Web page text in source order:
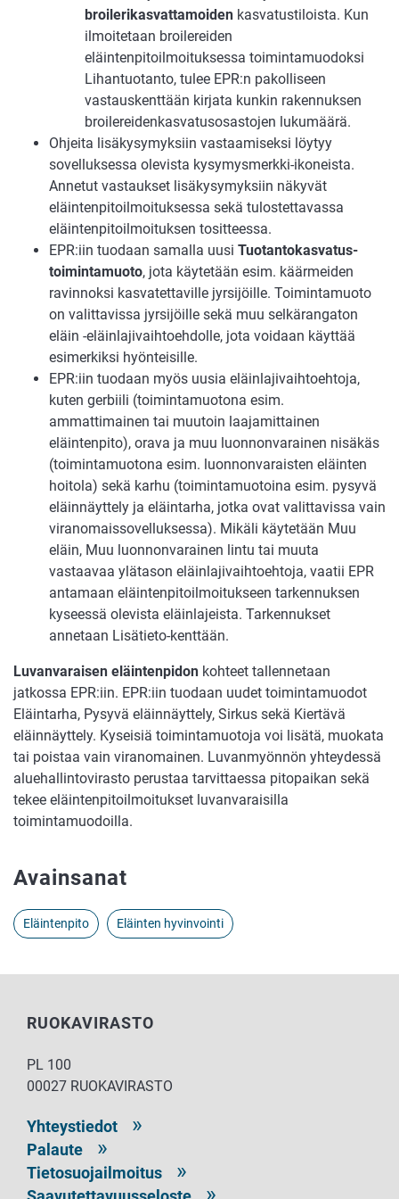
broilerikasvattamoiden kasvatustiloista. Kun
ilmoitetaan broilereiden
eläintenpitoilmoituksessa toimintamuodoksi
Lihantuotanto, tulee EPR:n pakolliseen
vastauskenttään kirjata kunkin rakennuksen
broilereidenkasvatusosastojen lukumäärä.
Ohjeita lisäkysymyksiin vastaamiseksi löytyy
sovelluksessa olevista kysymysmerkki-ikoneista.
Annetut vastaukset lisäkysymyksiin näkyvät
eläintenpitoilmoituksessa sekä tulostettavassa
eläintenpitoilmoituksen tositteessa.
EPR:iin tuodaan samalla uusi Tuotantokasvatus-
toimintamuoto, jota käytetään esim. käärmeiden
ravinnoksi kasvatettaville jyrsijöille. Toimintamuoto
on valittavissa jyrsijöille sekä muu selkärangaton
eläin -eläinlajivaihtoehdolle, jota voidaan käyttää
esimerkiksi hyönteisille.
EPR:iin tuodaan myös uusia eläinlajivaihtoehtoja,
kuten gerbiili (toimintamuotona esim.
ammattimainen tai muutoin laajamittainen
eläintenpito), orava ja muu luonnonvarainen nisäkäs
(toimintamuotona esim. luonnonvaraisten eläinten
hoitola) sekä karhu (toimintamuotoina esim. pysyvä
eläinnäyttely ja eläintarha, jotka ovat valittavissa vain
viranomaissovelluksessa). Mikäli käytetään Muu
eläin, Muu luonnonvarainen lintu tai muuta
vastaavaa ylätason eläinlajivaihtoehtoja, vaatii EPR
antamaan eläintenpitoilmoitukseen tarkennuksen
kyseessä olevista eläinlajeista. Tarkennukset
annetaan Lisätieto-kenttään.
Luvanvaraisen eläintenpidon kohteet tallennetaan
jatkossa EPR:iin. EPR:iin tuodaan uudet toimintamuodot
Eläintarha, Pysyvä eläinnäyttely, Sirkus sekä Kiertävä
eläinnäyttely. Kyseisiä toimintamuotoja voi lisätä, muokata
tai poistaa vain viranomainen. Luvanmyönnön yhteydessä
aluehallintovirasto perustaa tarvittaessa pitopaikan sekä
tekee eläintenpitoilmoitukset luvanvaraisilla
toimintamuodoilla.
Avainsanat
Eläintenpito Eläinten hyvinvointi
RUOKAVIRASTO
PL 100
00027 RUOKAVIRASTO
Yhteystiedot
Palaute
Tietosuojailmoitus